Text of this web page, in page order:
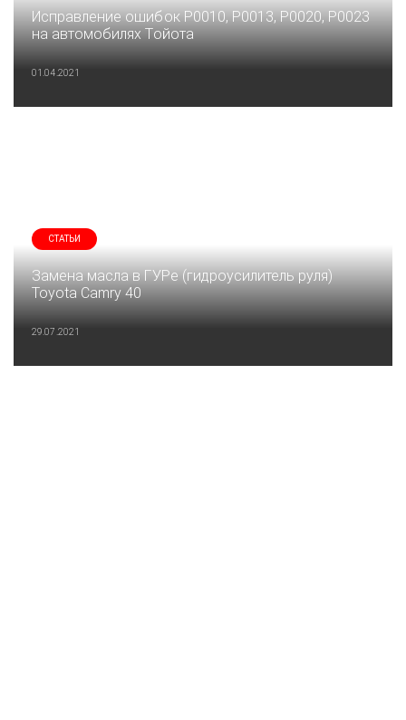
Исправление ошибок P0010, P0013, P0020, P0023
на автомобилях Тойота
01.04.2021
СТАТЬИ
Замена масла в ГУРе (гидроусилитель руля)
Toyota Camry 40
29.07.2021